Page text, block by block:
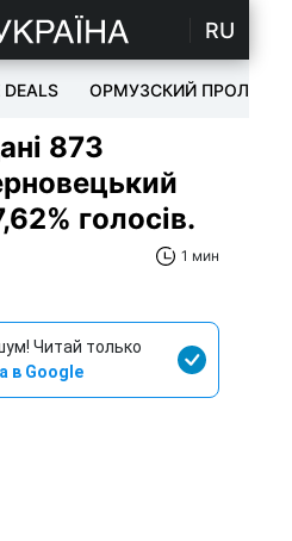
RU
DEALS ОРМУЗСКИЙ ПРОЛИВ
873
голосів.
1 мин
Читай только
в Google